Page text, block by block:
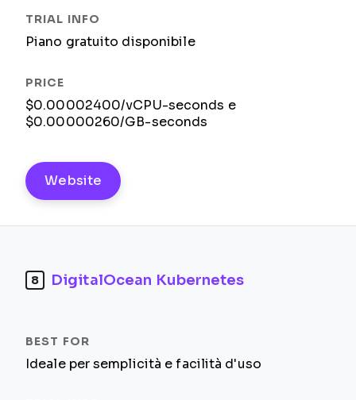
Piano gratuito disponibile
$0.00002400/vCPU-seconds e
$0.00000260/GB-seconds
Website
8 DigitalOcean Kubernetes
Ideale per semplicità e facilità d'uso